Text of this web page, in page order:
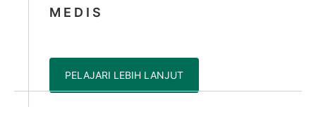
MEDIS
PELAJARI LEBIH LANJUT